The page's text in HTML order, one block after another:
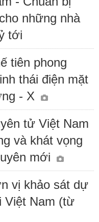
những nhà
tới
tiên phong
thái điện mặt
- X
tử Việt Nam
và khát vọng
mới
vị khảo sát dự
Việt Nam (từ